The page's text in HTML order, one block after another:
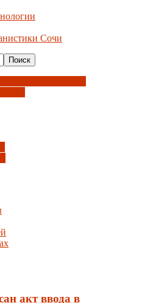
Сочи
акт ввода в